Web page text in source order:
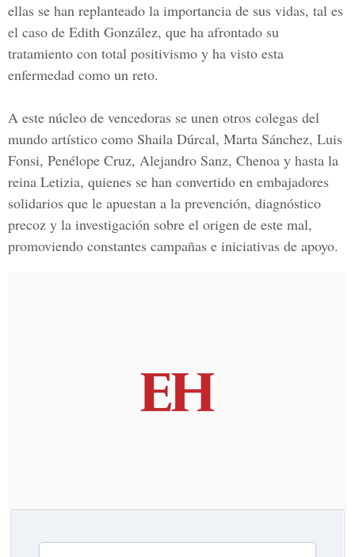
ellas se han replanteado la importancia de sus vidas, tal es
el caso de Edith González, que ha afrontado su
tratamiento con total positivismo y ha visto esta
enfermedad como un reto.
A este núcleo de vencedoras se unen otros colegas del
mundo artístico como Shaila Dúrcal, Marta Sánchez, Luis
Fonsi, Penélope Cruz, Alejandro Sanz, Chenoa y hasta la
reina Letizia, quienes se han convertido en embajadores
solidarios que le apuestan a la prevención, diagnóstico
precoz y la investigación sobre el origen de este mal,
promoviendo constantes campañas e iniciativas de apoyo.